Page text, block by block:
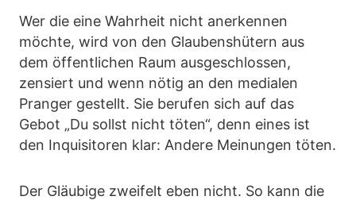
Wer die eine Wahrheit nicht anerkennen
möchte, wird von den Glaubenshütern aus
dem öffentlichen Raum ausgeschlossen,
zensiert und wenn nötig an den medialen
Pranger gestellt. Sie berufen sich auf das
Gebot „Du sollst nicht töten“, denn eines ist
den Inquisitoren klar: Andere Meinungen töten.
Der Gläubige zweifelt eben nicht. So kann die